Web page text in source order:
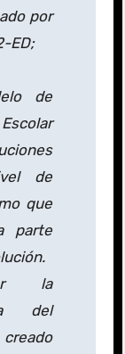
por
ED;
de
de
que
parte
la
del